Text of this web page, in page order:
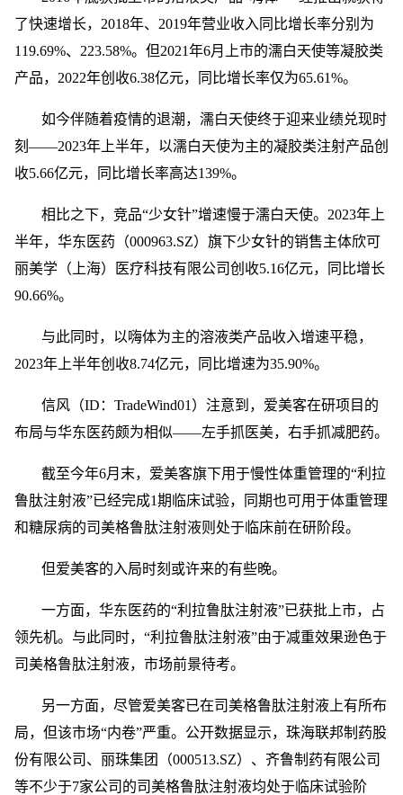
了快速增长，2018年、2019年营业收入同比增长率分别为
119.69%、223.58%。但2021年6月上市的濡白天使等凝胶类
产品，2022年创收6.38亿元，同比增长率仅为65.61%。
如今伴随着疫情的退潮，濡白天使终于迎来业绩兑现时
刻——2023年上半年，以濡白天使为主的凝胶类注射产品创
收5.66亿元，同比增长率高达139%。
相比之下，竞品“少女针”增速慢于濡白天使。2023年上
半年，华东医药（000963.SZ）旗下少女针的销售主体欣可
丽美学（上海）医疗科技有限公司创收5.16亿元，同比增长
90.66%。
与此同时，以嗨体为主的溶液类产品收入增速平稳，
2023年上半年创收8.74亿元，同比增速为35.90%。
信风（ID：TradeWind01）注意到，爱美客在研项目的
布局与华东医药颇为相似——左手抓医美，右手抓减肥药。
截至今年6月末，爱美客旗下用于慢性体重管理的“利拉
鲁肽注射液”已经完成1期临床试验，同期也可用于体重管理
和糖尿病的司美格鲁肽注射液则处于临床前在研阶段。
但爱美客的入局时刻或许来的有些晚。
一方面，华东医药的“利拉鲁肽注射液”已获批上市，占
领先机。与此同时，“利拉鲁肽注射液”由于减重效果逊色于
司美格鲁肽注射液，市场前景待考。
另一方面，尽管爱美客已在司美格鲁肽注射液上有所布
局，但该市场“内卷”严重。公开数据显示，珠海联邦制药股
份有限公司、丽珠集团（000513.SZ）、齐鲁制药有限公司
等不少于7家公司的司美格鲁肽注射液均处于临床试验阶